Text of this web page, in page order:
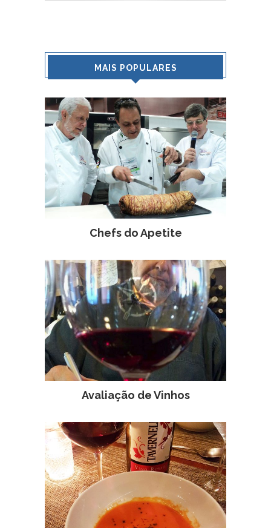
MAIS POPULARES
Chefs do Apetite
Avaliação de Vinhos